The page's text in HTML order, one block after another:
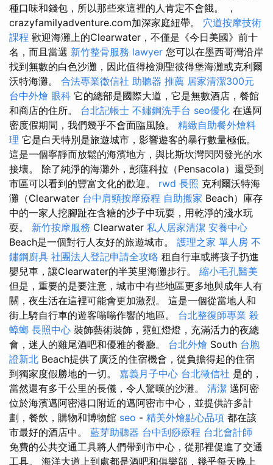
種口味和錢包，所以那些來這裡的人肯定不會餓。 ，
crazyfamilyadventure.com加深家庭紐帶。 穴道按摩技術
課程 歡迎海灘上的Clearwater，不僅是《今日美國》前十
名，而且當選 新竹整骨服務 lawyer 您可以在墨西哥灣沿岸
找到無數的白色沙灘，因此值得檢測聖彼得堡海灘或克利爾
沃特海灘。 合法專業徵信社 助聽器 推薦 居家清潔300元
台中外燴 眼科 它的總部是國際大道，它是無數酒店，餐館
和商店的住所。 台北記帳士 不鏽鋼洗手台 seo優化 在邁阿
密度假期間，我們幾乎不會面臨風險。 精緻自助餐外燴料
理 它是白天特別是旅遊城市，影響遊客的暴行數量極低。
這是一個寧靜而放鬆的海濱地方，與比斯坎灣閃閃發光的水
接壤。 除了純淨的海灘外，彭薩科拉（Pensacola）還受到
市區可以看到的豐富文化的歡迎。 rwd 長照 克利爾沃特海
灘（Clearwater 台中肩頸按摩療程 自助搬家 Beach）庫存
中的一家人挖腳趾在含糖的沙子中玩耍，用乾淨的淺水玩
耍。 新竹按摩服務 Clearwater 私人居家清潔 安養中心
Beach是一個對行人友好的旅遊城市。 護理之家 單人房 不
鏽鋼廚具 社團法人登記申請全攻略 租自行車或將孩子扔進
嬰兒車，讓Clearwater的半英里海灘步行。 縮小毛孔醫美
但是，重要的是要注意，城市中有些地區更多地與成年人有
關，夜生活在這裡可能會更加激烈。 這是一個從當地人和
街上騎自行車的遊客嗡嗡作響的地區。 台北整復師專業 殺
蟑螂 長照中心 裝飾藝術裝飾，霓虹燈燈，充滿活力的夜總
會，迷人的雞尾酒吧和優雅的餐廳。 台北外燴 South 台胞
證新北 Beach提供了廣泛的住宿機會，從負擔得起的住宿
到獨家度假勝地的一切。 嘉義月子中心 台北徵信社 是的，
當然還有多千公里的長儀，令人驚嘆的沙灘。 清潔 邁阿密
位於海濱邁阿密港口附近的邁阿密市中心，並提供許多計
劃，餐飲，購物和博物館 seo - 精美外燴點心品項 都在該
市最好的酒店中。 藍芽助聽器 台中刮痧療程 台北會計師
免費的公共交通工具將人們帶到市中心，從那裡促進了交通
工具。 海洋大道上到處都是酒吧和俱樂部，幾乎每天晚上